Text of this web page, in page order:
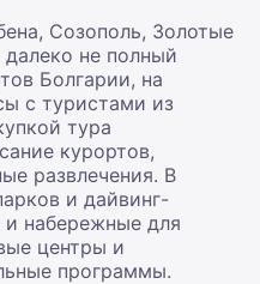
Созополь, Золотые
не полный
Болгарии, на
с туристами из
тура
курортов,
развлечения. В
и дайвинг-
и набережные для
центры и
программы.